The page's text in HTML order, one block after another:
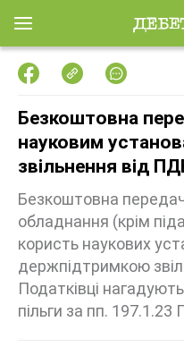
Безкоштовна
науковим
звільнення від
Безкоштовна
обладнання (крім
користь наукових
держпідтримкою
Податківці
пільги за пп. 197.1.23